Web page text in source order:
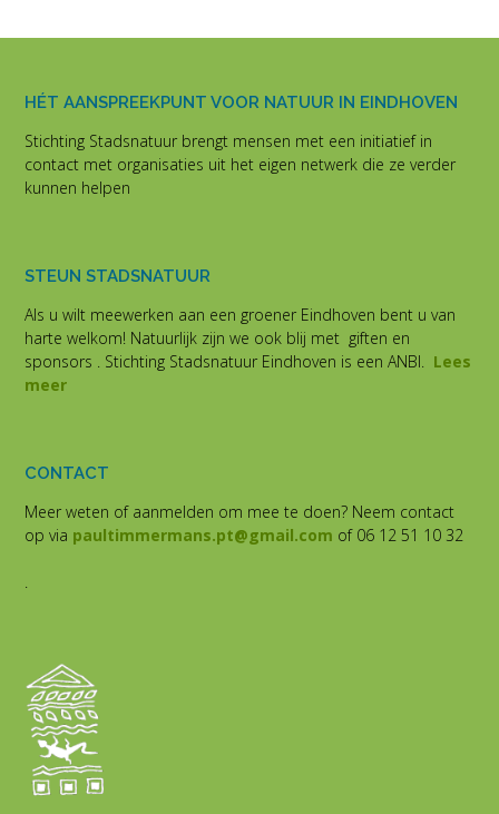
HÉT AANSPREEKPUNT VOOR NATUUR IN EINDHOVEN
Stichting Stadsnatuur brengt mensen met een initiatief in
contact met organisaties uit het eigen netwerk die ze verder
kunnen helpen
STEUN STADSNATUUR
Als u wilt meewerken aan een groener Eindhoven bent u van
harte welkom! Natuurlijk zijn we ook blij met giften en
sponsors . Stichting Stadsnatuur Eindhoven is een ANBI. Lees
meer
CONTACT
Meer weten of aanmelden om mee te doen? Neem contact
op via paultimmermans.pt@gmail.com of 06 12 51 10 32
.